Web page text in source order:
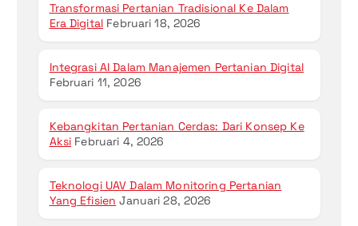
Transformasi Pertanian Tradisional Ke Dalam
Era Digital Februari 18, 2026
Integrasi AI Dalam Manajemen Pertanian Digital
Februari 11, 2026
Kebangkitan Pertanian Cerdas: Dari Konsep Ke
Aksi Februari 4, 2026
Teknologi UAV Dalam Monitoring Pertanian
Yang Efisien Januari 28, 2026